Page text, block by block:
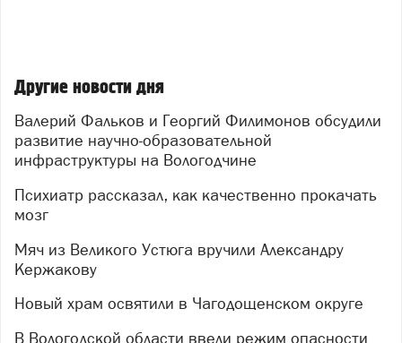
Другие новости дня
Валерий Фальков и Георгий Филимонов обсудили
развитие научно-образовательной
инфраструктуры на Вологодчине
Психиатр рассказал, как качественно прокачать
мозг
Мяч из Великого Устюга вручили Александру
Кержакову
Новый храм освятили в Чагодощенском округе
В Вологодской области ввели режим опасности